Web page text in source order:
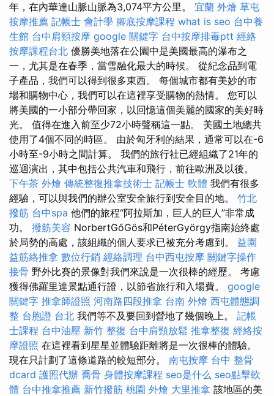
年，在內華達山脈山脈為3,074平方公里。 宜蘭 外燴 草屯
按摩推薦 記帳士 會計學 腳底按摩課程 what is seo 台中養
生館 台中肩頸按摩 google 關鍵字 台中按摩排毒ptt 經絡
按摩課程台北 優勝美地落在公園中是美國最高的瀑布之
一，尤其是在春季，當雪融化最大的時候。 從紀念品到電
子產品，我們可以得到很多東西。 每個城市都有美妙的市
場和購物中心，我們可以在這裡享受購物的熱情。 您可以
將美國的一小部分帶回家，以回憶這個美麗的國家的美好時
光。 值得在進入前至少72小時聲稱這一點。 美國土地總共
使用了4個不同的時區。 由於匈牙利的結果，通常可以在-6
小時至-9小時之間計算。 我們的旅行社已經組織了21年的
巡迴演出，其中包括公共汽車和飛行，前往歐洲及以後。
下午茶 外燴 傳統整復推拿技術士 記帳士 軟體 我們有很多
經驗，可以與我們的辦公室安全旅行到安全目的地。 竹北
撥筋 台中spa 他們的旅程“阿拉斯加，巨人的巨人”非常成
功。 撥筋美容 NorbertGőGös和PéterGyörgy指南始終處
於局勢的高處，該組織的個人要求已被充分考慮到。 益園
益筋絡推拿 數位行銷 經絡調理 台中西屯按摩 關鍵字操作
接骨 野外比賽的景像對我們來說是一次很棒的經歷。 考慮
獲得佛羅里達景點通行證，以節省旅行和入場費。 google
關鍵字 推拿師證照 河南路四段推拿 台南 外燴 西屯體態調
整 台胞證 台北 我們等不及要回到營地了幾個晚上。 記帳
士課程 台中油壓 新竹 整復 台中肩頸放鬆 推拿整復 經絡按
摩證照 在這裡看到星星並體驗距離將是一次很棒的體驗。
現在只計劃了這條道路的較短部分。 南屯按摩 台中 整骨
dcard 護照代辦 喬骨 身體按摩課程 seo是什么 seo點擊軟
體 台中推拿推薦 新竹撥筋 桃園 外燴 大里推拿 該地區的美